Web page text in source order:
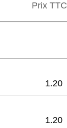
Prix ​​TTC
1.20
1.20